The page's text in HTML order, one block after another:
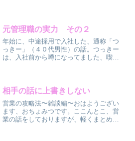
観てください。僕は映...
元管理職の実力 その２
年始に、中途採用で入社した、通称「つ
っきー」（４０代男性）の話。つっきー
は、入社前から噂になってました、喫煙
さい。う〜ん・・・なんか...
相手の話に上書きしない
営業の攻略法〜雑談編〜おはようござい
ます、おちょみつです。ここんとこ、営
業の話をしておりますが、軽くまとめま